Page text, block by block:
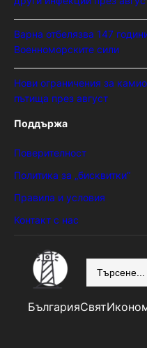
Варна отбелязва 147
Военноморските сили
Нови ограничения за
пътища през август
Поддържа
Поверителност
Политика за „бисквитки“
Правила и условия
Контакт с нас
БългарияСвят